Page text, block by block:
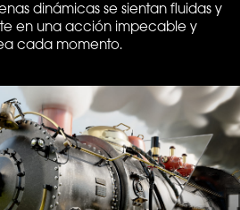
dinámicas se sientan fluidas y
en una acción impecable y
cada momento.